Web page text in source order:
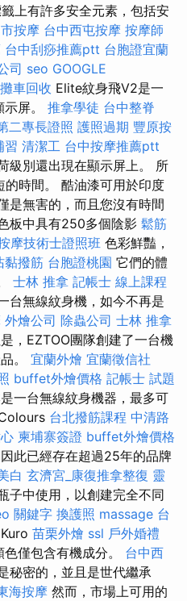
上有許多安全元素，包括安
按摩 台中西屯按摩 按摩師
台中刮痧推薦ptt 台胞證宜蘭
司 seo GOOGLE
車回收 Elite紋身飛V2是一
屏。 推拿學徒 台中整脊
二專長證照 護照過期 豐原按
習 清潔工 台中按摩推薦ptt
級別還出現在顯示屏上。 所
時間。 酷油漆可用於印度
是無害的，而且您沒有時間
板中具有250多個陰影 鬆筋
摩技術士證照班 色彩鮮豔，
黏撥筋 台胞證桃園 它們的體
士林 推拿 記帳士 線上課程
台無線紋身機，如今不再是
外燴公司 除蟲公司 士林 推拿
，EZTOO團隊創建了一台機
。 宜蘭外燴 宜蘭徵信社
buffet外燴價格 記帳士 試題
一台無線紋身機器，最多可
台北撥筋課程 中清路
柬埔寨簽證 buffet外燴價格
此已經存在超過25年的品牌
白 玄濟宮_康復推拿整復 靈
子中使用，以創建完全不同
關鍵字 換護照 massage 台
Kuro 苗栗外燴 ssl 戶外婚禮
色僅包含有機成分。 台中西
秘密的，並且是世代繼承
海按摩 然而，市場上可用的